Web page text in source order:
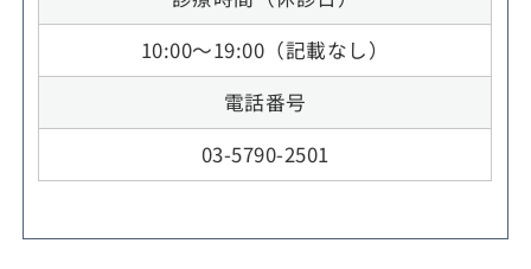
10:00～19:00（記載なし）
電話番号
03-5790-2501